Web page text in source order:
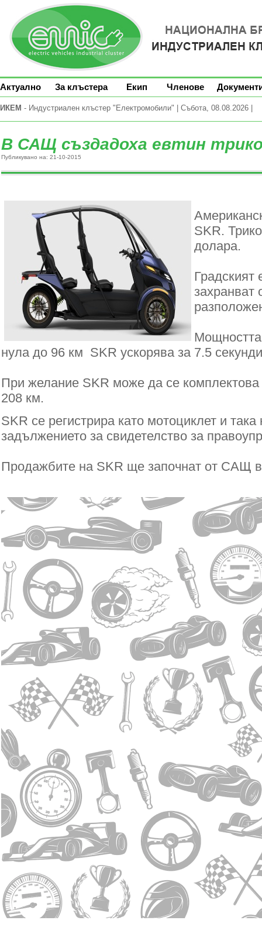
Актуално За клъстера Екип Членове
ИКЕМ - Индустриален клъстер "Електромобили" | Събота, 08.08.2026 |
В САЩ създадоха евтин
Публикувано на: 21-10-2015
SKR.
долара.
Градският
захранват
нула до 96 км SKR ускорява за 7.5
При желание SKR може да се комплектова
208 км.
SKR се регистрира като мотоциклет и
задължението за свидетелство за
Продажбите на SKR ще започнат от САЩ в